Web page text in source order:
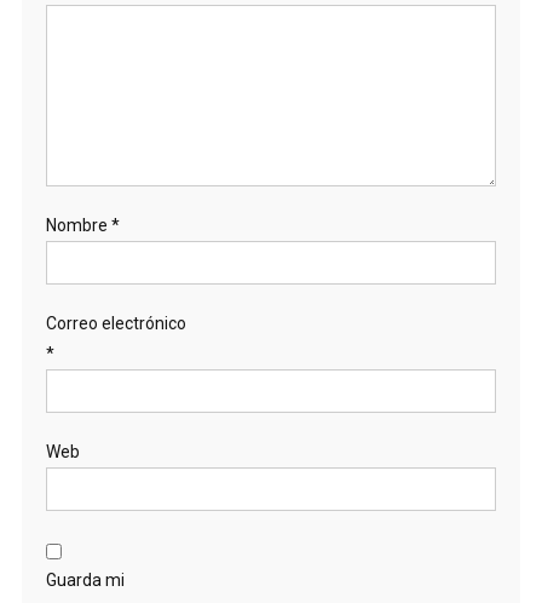
Nombre *
Correo electrónico
*
Web
Guarda mi